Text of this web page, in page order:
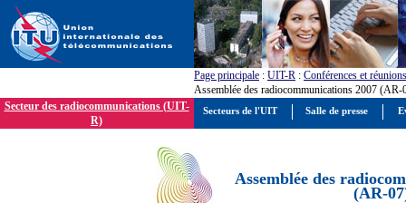
Page principale : UIT-R : Conférences et réunions
Assemblée des radiocommunications 2007 (AR-
Secteur des radiocommunications (UIT-
R)
Assemblée des
(AR-
Secteurs de l'UIT Salle de presse